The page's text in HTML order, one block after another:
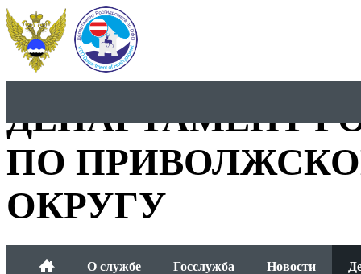
ДЕПАРТАМЕНТ
ПО
ОКРУГУ
О службе Госслужба Новости